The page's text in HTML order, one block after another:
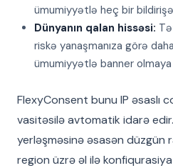
ümumiyyətlə heç bir
Dünyanın qalan hissəsi:
riskə yanaşmanıza görə
ümumiyyətlə banner olmaya
FlexyConsent bunu IP əsaslı
vasitəsilə avtomatik idarə
yerləşməsinə əsasən düzgün
region üzrə əl ilə